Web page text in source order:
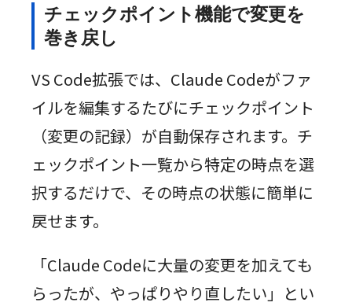
チェックポイント機能で変更を
巻き戻し
VS Code拡張では、Claude Codeがファ
イルを編集するたびにチェックポイント
（変更の記録）が自動保存されます。チ
ェックポイント一覧から特定の時点を選
択するだけで、その時点の状態に簡単に
戻せます。
「Claude Codeに大量の変更を加えても
らったが、やっぱりやり直したい」とい